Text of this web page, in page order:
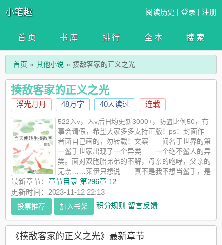
小笔趣 阅读历史 | 登录 | 注册
首 页 书 库 排 行 全 本 搜 索
首页 其他小说 揍敌客家的正义之光
揍敌客家的正义之光
浮光月月 48万字 40人读过 连载
522入v，入v后日均更新3000+，防盗比例50，有
事会请假，希望大家多多支持正版！ps：封面作
者菌自己画的，勿转载！文案——闻名于世界的第
一鲨手世家出现了一个异类——一个绝不鲨人的异
类。面对双胞胎弟弟的不解，母亲的咆哮，父亲的
无奈……莱伊只想说——真不是我不想当鲨手，是
天道不允许。来自于事情开端の万恶之源的系统的每日一问：宿
主，请问你今天拯救世界了吗？莱伊：你给我闭嘴！被资本当奴
隶使的莱伊好不容易转生成了资本的一员，以为终于能过上好日
子的莱伊却因为被绑定的系统而不得不过上与超级豪门世家揍敌
客家族对抗离经叛道的生活。因为被下了降头，出生就被当成杀
手培养的莱伊被迫走上学医救世的道路——重伤bug？没事，来一
发就能完全恢复了。被带有病毒的生物咬了而患上了不能接触阳
最新章节：章节目录 第296章 12
更新时间：2023-11-12 22:13
投票推荐 加入书架 积分规则 留言反馈
《揍敌客家的正义之光》最新章节